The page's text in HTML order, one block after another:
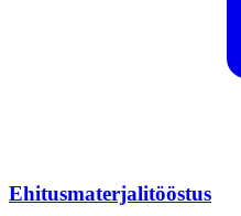
Ehitusmaterjalitööstus